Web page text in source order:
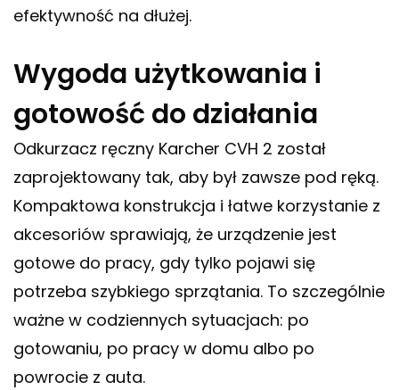
efektywność na dłużej.
Wygoda użytkowania i
gotowość do działania
Odkurzacz ręczny Karcher CVH 2 został
zaprojektowany tak, aby był zawsze pod ręką.
Kompaktowa konstrukcja i łatwe korzystanie z
akcesoriów sprawiają, że urządzenie jest
gotowe do pracy, gdy tylko pojawi się
potrzeba szybkiego sprzątania. To szczególnie
ważne w codziennych sytuacjach: po
gotowaniu, po pracy w domu albo po
powrocie z auta.